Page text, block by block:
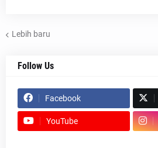
Lebih baru
Follow Us
Facebook
YouTube